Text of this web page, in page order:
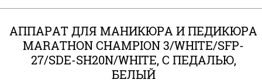
АППАРАТ ДЛЯ МАНИКЮРА И ПЕДИКЮРА
MARATHON CHAMPION 3/WHITE/SFP-
27/SDE-SH20N/WHITE, С ПЕДАЛЬЮ,
БЕЛЫЙ